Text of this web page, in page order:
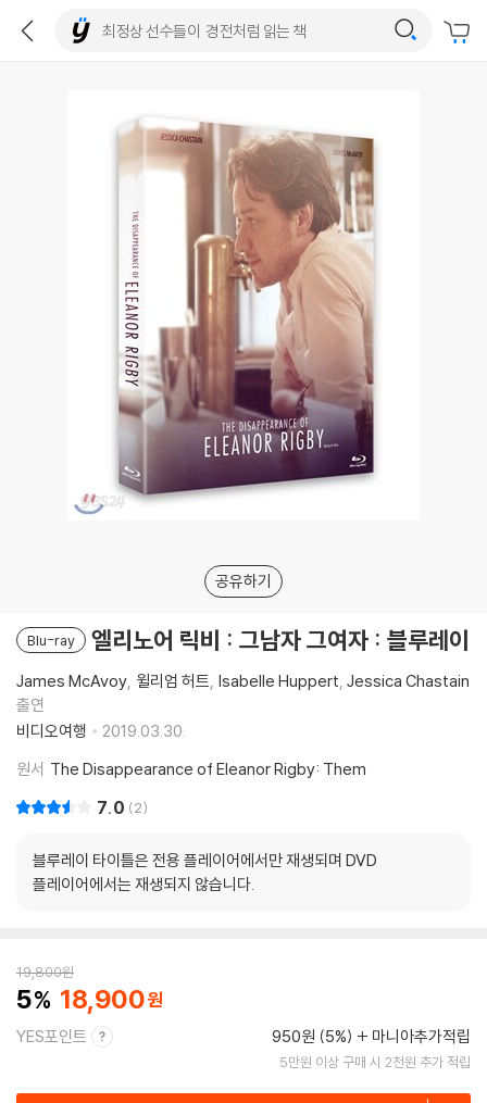
공유하기
Blu-ray 엘리노어 릭비 : 그남자 그여자 : 블루레이
James McAvoy 윌리엄 허트 Isabelle Huppert Jessica Chastain
출연
비디오여행
2019.03.30.
원서 The Disappearance of Eleanor Rigby: Them
7.0 2
블루레이 타이틀은 전용 플레이어에서만 재생되며 DVD
플레이어에서는 재생되지 않습니다.
19,800원
5 18,900
YES포인트 950원 (5%) 마니아추가적립
5만원 이상 구매 시 2천원 추가 적립